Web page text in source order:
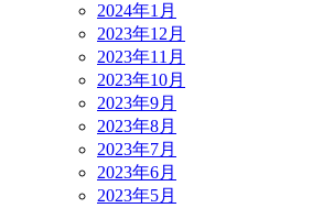
2024年1月
2023年12月
2023年11月
2023年10月
2023年9月
2023年8月
2023年7月
2023年6月
2023年5月